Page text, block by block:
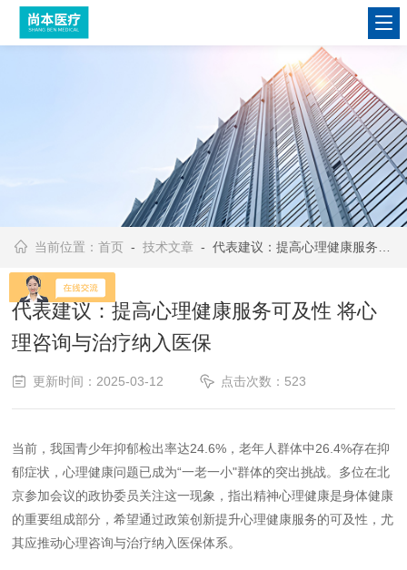
当前位置：首页 -技术文章 - 代表建议：提高心理健康服务可及性 将心理咨询与治疗纳入医保
代表建议：提高心理健康服务可及性 将心
理咨询与治疗纳入医保
更新时间：2025-03-12 点击次数：523
当前，我国青少年抑郁检出率达24.6% ，老年人群体中26.4%存在抑
郁症状，心理健康问题已成为“一老一小"群体的突出挑战。多位在北
京参加会议的政协委员关注这一现象，指出精神心理健康是身体健康
的重要组成部分，希望通过政策创新提升心理健康服务的可及性，尤
其应推动心理咨询与治疗纳入医保体系。